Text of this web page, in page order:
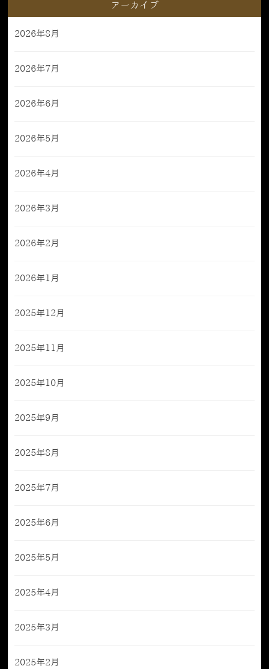
アーカイブ
2026年8月
2026年7月
2026年6月
2026年5月
2026年4月
2026年3月
2026年2月
2026年1月
2025年12月
2025年11月
2025年10月
2025年9月
2025年8月
2025年7月
2025年6月
2025年5月
2025年4月
2025年3月
2025年2月